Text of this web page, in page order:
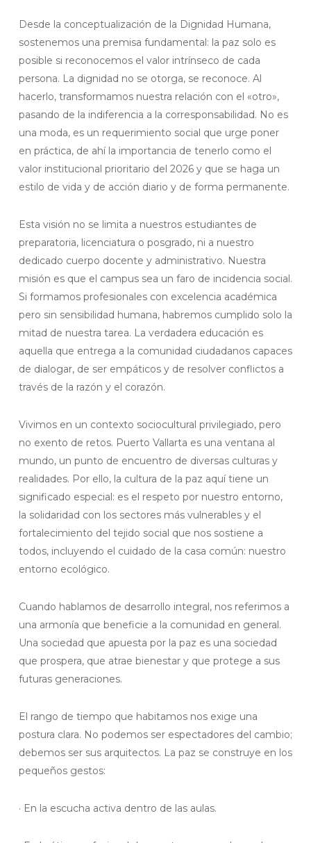
Desde la conceptualización de la Dignidad Humana,
sostenemos una premisa fundamental: la paz solo es
posible si reconocemos el valor intrínseco de cada
persona. La dignidad no se otorga, se reconoce. Al
hacerlo, transformamos nuestra relación con el «otro»,
pasando de la indiferencia a la corresponsabilidad. No es
una moda, es un requerimiento social que urge poner
en práctica, de ahí la importancia de tenerlo como el
valor institucional prioritario del 2026 y que se haga un
estilo de vida y de acción diario y de forma permanente.
Esta visión no se limita a nuestros estudiantes de
preparatoria, licenciatura o posgrado, ni a nuestro
dedicado cuerpo docente y administrativo. Nuestra
misión es que el campus sea un faro de incidencia social.
Si formamos profesionales con excelencia académica
pero sin sensibilidad humana, habremos cumplido solo la
mitad de nuestra tarea. La verdadera educación es
aquella que entrega a la comunidad ciudadanos capaces
de dialogar, de ser empáticos y de resolver conflictos a
través de la razón y el corazón.
Vivimos en un contexto sociocultural privilegiado, pero
no exento de retos. Puerto Vallarta es una ventana al
mundo, un punto de encuentro de diversas culturas y
realidades. Por ello, la cultura de la paz aquí tiene un
significado especial: es el respeto por nuestro entorno,
la solidaridad con los sectores más vulnerables y el
fortalecimiento del tejido social que nos sostiene a
todos, incluyendo el cuidado de la casa común: nuestro
entorno ecológico.
Cuando hablamos de desarrollo integral, nos referimos a
una armonía que beneficie a la comunidad en general.
Una sociedad que apuesta por la paz es una sociedad
que prospera, que atrae bienestar y que protege a sus
futuras generaciones.
El rango de tiempo que habitamos nos exige una
postura clara. No podemos ser espectadores del cambio;
debemos ser sus arquitectos. La paz se construye en los
pequeños gestos:
· En la escucha activa dentro de las aulas.